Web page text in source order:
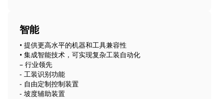
智能
• 提供更高水平的机器和工具兼容性
• 集成智能技术，可实现复杂工装自动化
– 行业领先
- 工装识别功能
- 自由定制控制装置
- 坡度辅助装置